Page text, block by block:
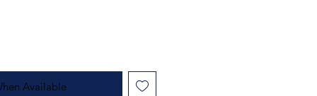
Available